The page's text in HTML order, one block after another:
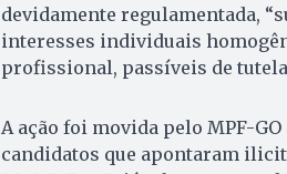
devidamente regulamentada,
interesses individuais
profissional, passíveis de
A ação foi movida pelo MPF-
candidatos que apontaram